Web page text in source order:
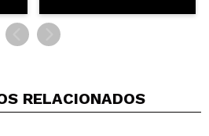
RELACIONADOS